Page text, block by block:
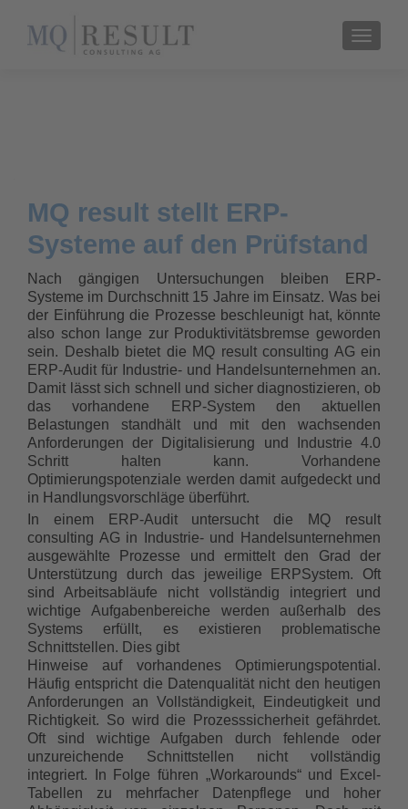
MQ result stellt ERP-
Systeme auf den Prüfstand
Nach gängigen Untersuchungen bleiben ERP-
Systeme im Durchschnitt 15 Jahre im Einsatz. Was bei
der Einführung die Prozesse beschleunigt hat, könnte
also schon lange zur Produktivitätsbremse geworden
sein. Deshalb bietet die MQ result consulting AG ein
ERP-Audit für Industrie- und Handelsunternehmen an.
Damit lässt sich schnell und sicher diagnostizieren, ob
das vorhandene ERP-System den aktuellen
Belastungen standhält und mit den wachsenden
Anforderungen der Digitalisierung und Industrie 4.0
Schritt halten kann. Vorhandene
Optimierungspotenziale werden damit aufgedeckt und
in Handlungsvorschläge überführt.
In einem ERP-Audit untersucht die MQ result
consulting AG in Industrie- und Handelsunternehmen
ausgewählte Prozesse und ermittelt den Grad der
Unterstützung durch das jeweilige ERPSystem. Oft
sind Arbeitsabläufe nicht vollständig integriert und
wichtige Aufgabenbereiche werden außerhalb des
Systems erfüllt, es existieren problematische
Schnittstellen. Dies gibt
Hinweise auf vorhandenes Optimierungspotential.
Häufig entspricht die Datenqualität nicht den heutigen
Anforderungen an Vollständigkeit, Eindeutigkeit und
Richtigkeit. So wird die Prozesssicherheit gefährdet.
Oft sind wichtige Aufgaben durch fehlende oder
unzureichende Schnittstellen nicht vollständig
integriert. In Folge führen „Workarounds“ und Excel-
Tabellen zu mehrfacher Datenpflege und hoher